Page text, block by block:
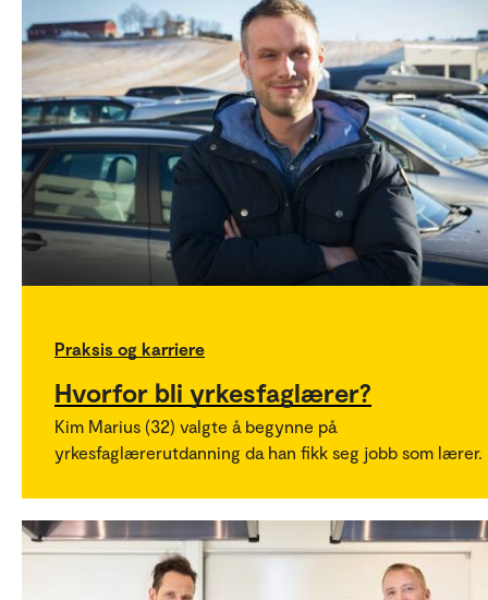
Praksis og karriere
Hvorfor bli yrkesfaglærer?
Kim Marius (32) valgte å begynne på
yrkesfaglærerutdanning da han fikk seg jobb som lærer.